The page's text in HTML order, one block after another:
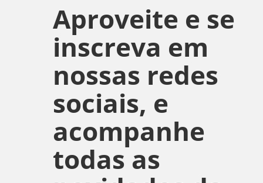
Aproveite e se
inscreva em
nossas redes
sociais, e
acompanhe
todas as